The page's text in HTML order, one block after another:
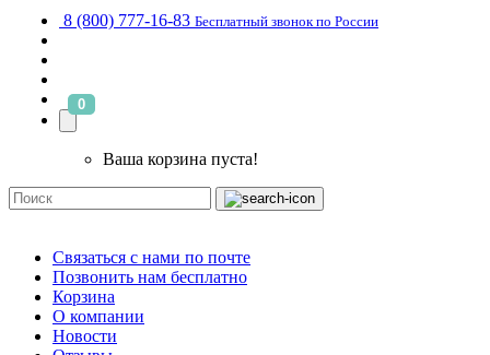
8 (800) 777-16-83 Бесплатный звонок по России
0
Ваша корзина пуста!
Связаться с нами по почте
Позвонить нам бесплатно
Корзина
О компании
Новости